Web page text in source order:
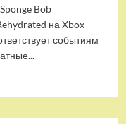
Bob
на Xbox
событиям